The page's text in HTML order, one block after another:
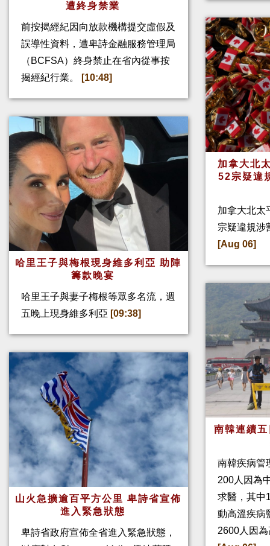
遭終身禁業
前按揭經紀因向放款機構提交虛假及
誤導性資料，遭卑詩金融服務管理局
（BCFSA）終身禁止在省內從事按
揭經紀行業。
[10:48]
哈里王子與梅根現身維多利亞 助陣
籌款晚宴
哈里王子與妻子梅根等眾多名流，週
五晚上現身維多利亞 [09:38]
山火急擴逾百平方公里 卑詩省宣佈
進入緊急狀態
卑詩省政府宣佈全省進入緊急狀態，
加拿大北
52宗疑違
加拿大北太
宗疑違規涉
[Aug 06]
南韓連續
南韓疾病管
200人因為
求醫，其中
動高溫疾病
2600人因